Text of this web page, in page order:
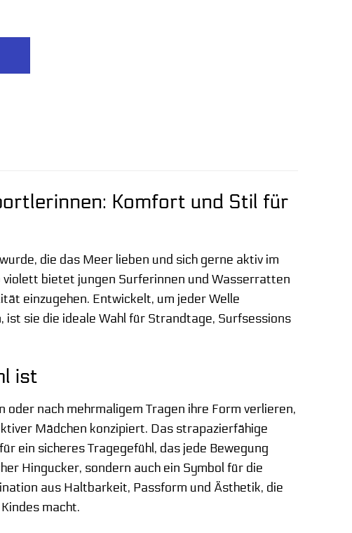
Komfort und Stil für
die das Meer lieben und sich gerne aktiv im
violett bietet jungen Surferinnen und Wasserratten
einzugehen. Entwickelt, um jeder Welle
sie die ideale Wahl für Strandtage, Surfsessions
ist
nach mehrmaligem Tragen ihre Form verlieren,
Mädchen konzipiert. Das strapazierfähige
ein sicheres Tragegefühl, das jede Bewegung
Hingucker, sondern auch ein Symbol für die
aus Haltbarkeit, Passform und Ästhetik, die
macht.